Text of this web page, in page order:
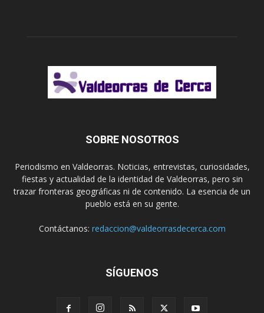
SOBRE NOSOTROS
Periodismo en Valdeorras. Noticias, entrevistas, curiosidades,
fiestas y actualidad de la identidad de Valdeorras, pero sin
trazar fronteras geográficas ni de contenido. La esencia de un
pueblo está en su gente.
Contáctanos: redaccion@valdeorrasdecerca.com
SÍGUENOS